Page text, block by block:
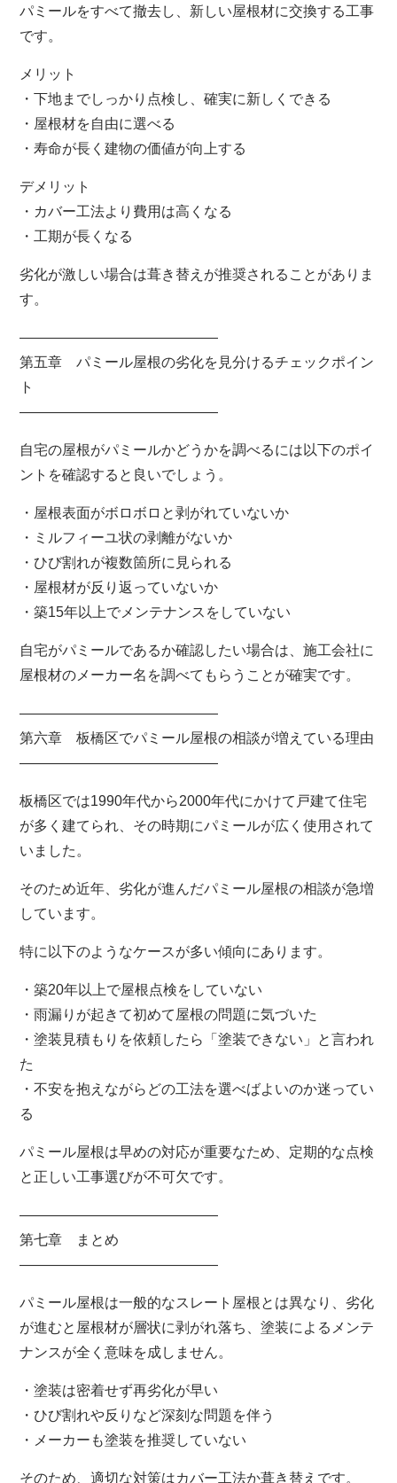
パミールをすべて撤去し、新しい屋根材に交換する工事
です。
メリット
・下地までしっかり点検し、確実に新しくできる
・屋根材を自由に選べる
・寿命が長く建物の価値が向上する
デメリット
・カバー工法より費用は高くなる
・工期が長くなる
劣化が激しい場合は葺き替えが推奨されることがありま
す。
――――――――――――――
第五章 パミール屋根の劣化を見分けるチェックポイン
ト
――――――――――――――
自宅の屋根がパミールかどうかを調べるには以下のポイ
ントを確認すると良いでしょう。
・屋根表面がボロボロと剥がれていないか
・ミルフィーユ状の剥離がないか
・ひび割れが複数箇所に見られる
・屋根材が反り返っていないか
・築15年以上でメンテナンスをしていない
自宅がパミールであるか確認したい場合は、施工会社に
屋根材のメーカー名を調べてもらうことが確実です。
――――――――――――――
第六章 板橋区でパミール屋根の相談が増えている理由
――――――――――――――
板橋区では1990年代から2000年代にかけて戸建て住宅
が多く建てられ、その時期にパミールが広く使用されて
いました。
そのため近年、劣化が進んだパミール屋根の相談が急増
しています。
特に以下のようなケースが多い傾向にあります。
・築20年以上で屋根点検をしていない
・雨漏りが起きて初めて屋根の問題に気づいた
・塗装見積もりを依頼したら「塗装できない」と言われ
た
・不安を抱えながらどの工法を選べばよいのか迷ってい
る
パミール屋根は早めの対応が重要なため、定期的な点検
と正しい工事選びが不可欠です。
――――――――――――――
第七章 まとめ
――――――――――――――
パミール屋根は一般的なスレート屋根とは異なり、劣化
が進むと屋根材が層状に剥がれ落ち、塗装によるメンテ
ナンスが全く意味を成しません。
・塗装は密着せず再劣化が早い
・ひび割れや反りなど深刻な問題を伴う
・メーカーも塗装を推奨していない
そのため、適切な対策はカバー工法か葺き替えです。